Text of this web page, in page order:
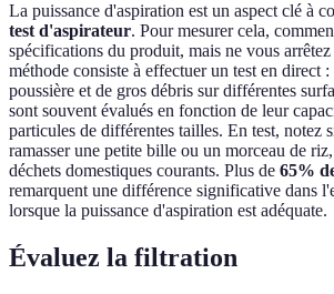
La puissance d'aspiration est un aspect clé à
test d'aspirateur. Pour mesurer cela,
spécifications du produit, mais ne vous
méthode consiste à effectuer un test en direct
poussière et de gros débris sur différentes
sont souvent évalués en fonction de leur
particules de différentes tailles. En test, notez
ramasser une petite bille ou un morceau de
déchets domestiques courants. Plus de 65%
remarquent une différence significative dans
lorsque la puissance d'aspiration est adéquate.
Évaluez la filtration